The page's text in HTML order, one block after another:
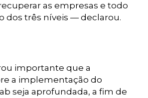
as empresas e todo
dos três níveis — declarou.
importante que a
a implementação do
seja aprofundada, a fim de